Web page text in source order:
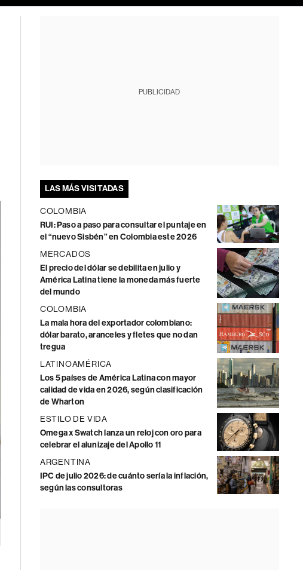
PUBLICIDAD
LAS MÁS VISITADAS
COLOMBIA
RUI: Paso a paso para consultar el puntaje en
el “nuevo Sisbén” en Colombia este 2026
MERCADOS
El precio del dólar se debilita en julio y
América Latina tiene la moneda más fuerte
del mundo
COLOMBIA
La mala hora del exportador colombiano:
dólar barato, aranceles y fletes que no dan
tregua
LATINOAMÉRICA
Los 5 países de América Latina con mayor
calidad de vida en 2026, según clasificación
de Wharton
ESTILO DE VIDA
Omega x Swatch lanza un reloj con oro para
celebrar el alunizaje del Apollo 11
ARGENTINA
IPC de julio 2026: de cuánto sería la inflación,
según las consultoras